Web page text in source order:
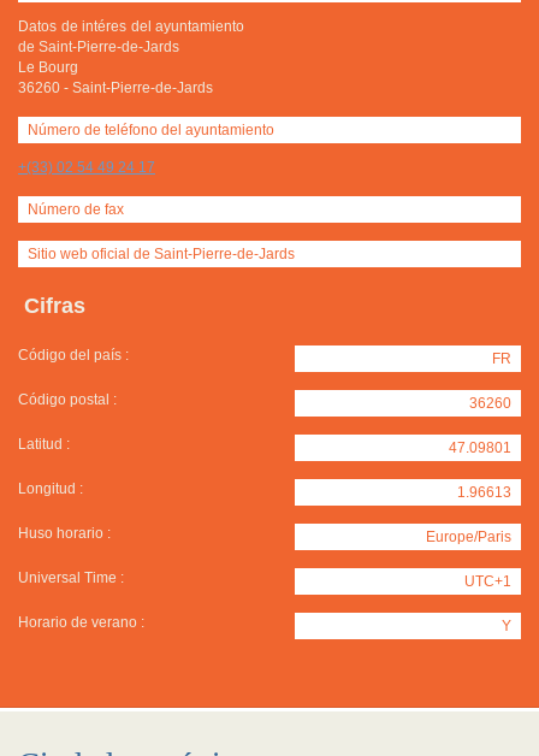
Datos de intéres del ayuntamiento
de Saint-Pierre-de-Jards
Le Bourg
36260 - Saint-Pierre-de-Jards
Número de teléfono del ayuntamiento
+(33) 02 54 49 24 17
Número de fax
Sitio web oficial de Saint-Pierre-de-Jards
Cifras
Código del país : FR
Código postal : 36260
Latitud : 47.09801
Longitud : 1.96613
Huso horario : Europe/Paris
Universal Time : UTC+1
Horario de verano : Y